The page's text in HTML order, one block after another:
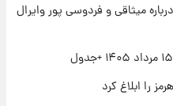
میثاقی و فردوسی پور وایرال